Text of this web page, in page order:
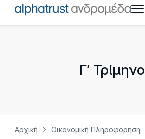
Γ’ Τρίμηνο
Αρχική Οικονομική Πληροφόρηση